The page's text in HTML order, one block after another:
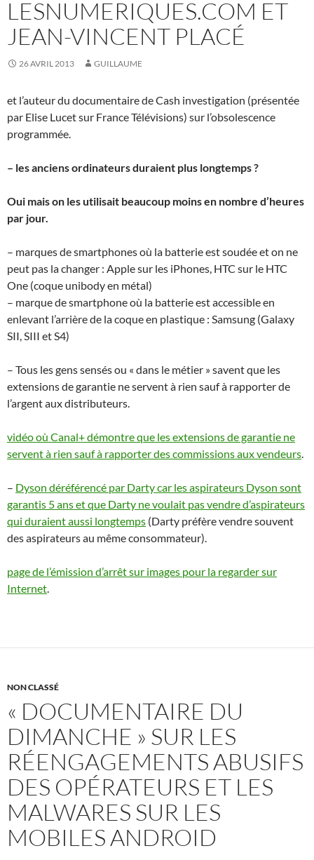
LESNUMERIQUES.COM ET
JEAN-VINCENT PLACÉ
26 AVRIL 2013 GUILLAUME
et l’auteur du documentaire de Cash investigation (présentée
par Elise Lucet sur France Télévisions) sur l’obsolescence
programmée.
– les anciens ordinateurs duraient plus longtemps ?
Oui mais on les utilisait beaucoup moins en nombre d’heures
par jour.
– marques de smartphones où la batterie est soudée et on ne
peut pas la changer : Apple sur les iPhones, HTC sur le HTC
One (coque unibody en métal)
– marque de smartphone où la batterie est accessible en
enlevant l’arrière de la coque en plastique : Samsung (Galaxy
SII, SIII et S4)
– Tous les gens sensés ou « dans le métier » savent que les
extensions de garantie ne servent à rien sauf à rapporter de
l’argent aux distributeurs.
vidéo où Canal+ démontre que les extensions de garantie ne
servent à rien sauf à rapporter des commissions aux vendeurs.
– Dyson déréférencé par Darty car les aspirateurs Dyson sont
garantis 5 ans et que Darty ne voulait pas vendre d’aspirateurs
qui duraient aussi longtemps (Darty préfère vendre souvent
des aspirateurs au même consommateur).
page de l’émission d’arrêt sur images pour la regarder sur
Internet.
NON CLASSÉ
« DOCUMENTAIRE DU
DIMANCHE » SUR LES
RÉENGAGEMENTS ABUSIFS
DES OPÉRATEURS ET LES
MALWARES SUR LES
MOBILES ANDROID